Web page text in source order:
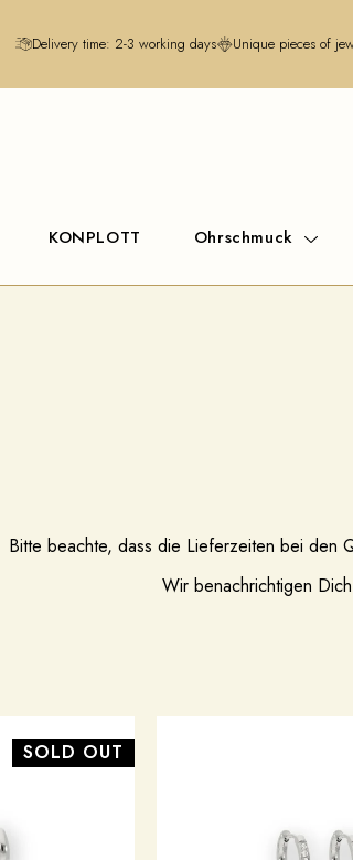
Delivery time: 2-3 working days Unique pieces of
KONPLOTT Ohrschmuck
Bitte beachte, dass die Lieferzeiten bei den
Wir benachrichtigen
SOLD OUT